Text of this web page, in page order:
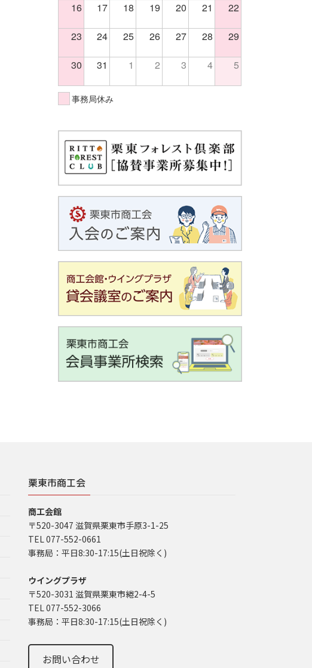
16 17 18 19 20 21 22
23 24 25 26 27 28 29
30 31 1 2 3 4 5
事務局休み
栗東市商工会
商工会館
〒520-3047 滋賀県栗東市手原3-1-25
TEL 077-552-0661
事務局：平日8:30-17:15(土日祝除く)
ウイングプラザ
〒520-3031 滋賀県栗東市綣2-4-5
TEL 077-552-3066
事務局：平日8:30-17:15(土日祝除く)
お問い合わせ